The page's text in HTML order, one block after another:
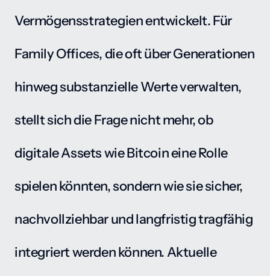
Vermögensstrategien entwickelt. Für
Family Offices, die oft über Generationen
hinweg substanzielle Werte verwalten,
stellt sich die Frage nicht mehr, ob
digitale Assets wie Bitcoin eine Rolle
spielen könnten, sondern wie sie sicher,
nachvollziehbar und langfristig tragfähig
integriert werden können. Aktuelle